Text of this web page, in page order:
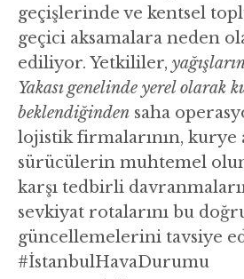
geçişlerinde ve kentsel
geçici aksamalara neden
ediliyor. Yetkililer,
Yakası genelinde yerel olarak
beklendiğinden saha
lojistik firmalarının, kurye
sürücülerin muhtemel
karşı tedbirli
sevkiyat rotalarını bu
güncellemelerini tavsiye
#İstanbulHavaDurumu